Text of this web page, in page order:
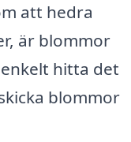
att hedra
är blommor
hitta det
blommor